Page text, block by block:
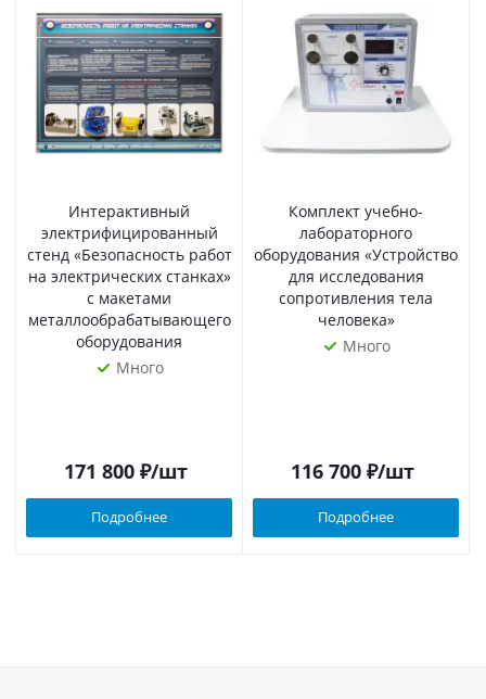
Интерактивный
электрифицированный
стенд «Безопасность работ
на электрических станках»
с макетами
металлообрабатывающего
оборудования
Много
171 800₽/шт
Подробнее
Комплект учебно-
лабораторного
оборудования «Устройство
для исследования
сопротивления тела
человека»
Много
116 700₽/шт
Подробнее